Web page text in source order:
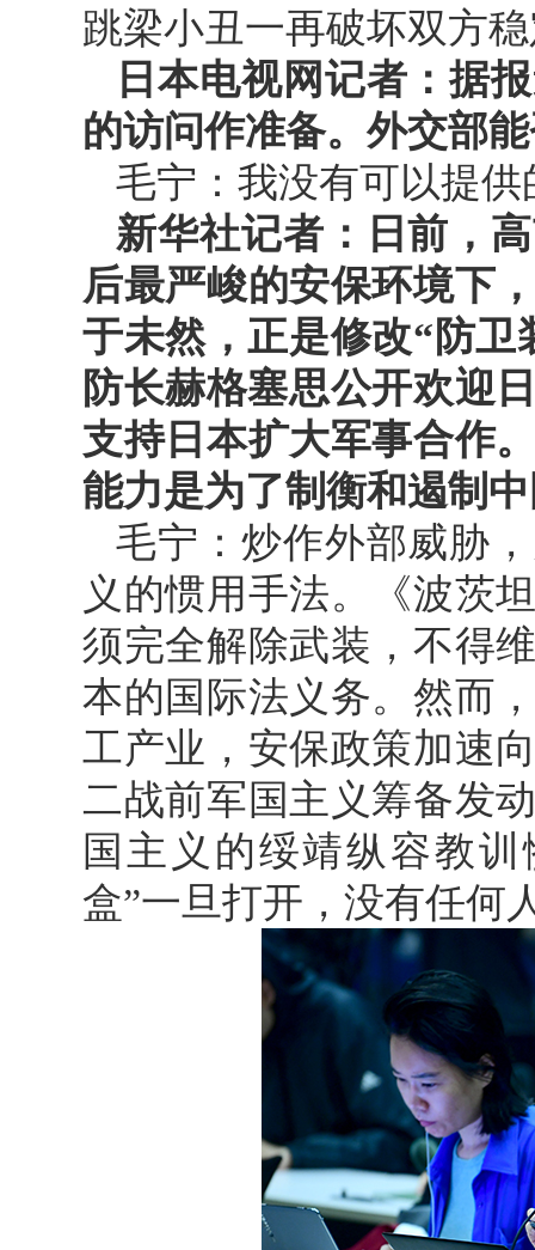
跳梁小丑一再破坏双方
日本电视网记者：据
的访问作准备。外交部
毛宁：我没有可以提供
新华社记者：日前，
后最严峻的安保环境下
于未然，正是修改“防
防长赫格塞思公开欢迎
支持日本扩大军事合作
能力是为了制衡和遏制
毛宁：炒作外部威胁
义的惯用手法。《波茨
须完全解除武装，不得
本的国际法义务。然而
工产业，安保政策加速
二战前军国主义筹备发
国主义的绥靖纵容教
盒”一旦打开，没有任何